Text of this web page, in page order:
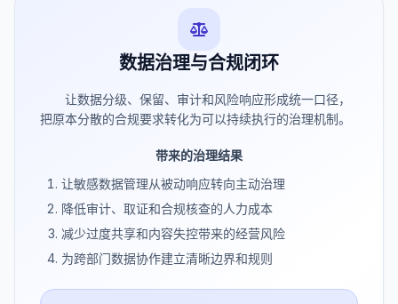
数据治理与合规闭环
让数据分级、保留、审计和风险响应形成统一口径，
把原本分散的合规要求转化为可以持续执行的治理机制。
带来的治理结果
让敏感数据管理从被动响应转向主动治理
降低审计、取证和合规核查的人力成本
减少过度共享和内容失控带来的经营风险
为跨部门数据协作建立清晰边界和规则